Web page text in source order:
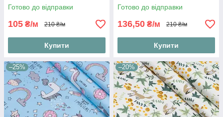
Готово до відправки
105 ₴/м 210 ₴/м
Купити
Готово до відправки
136,50 ₴/м 210 ₴/м
Купити
–25% –20%